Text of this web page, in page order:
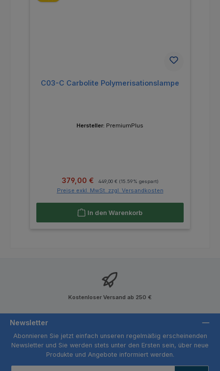
C03-C Carbolite Polymerisationslampe
Hersteller: PremiumPlus
Verkaufspreis:
379,00 € 449,00 € (15.59% gespart)
Preise exkl. MwSt. zzgl. Versandkosten
In den Warenkorb
Kostenloser Versand ab 250 €
Newsletter
Abonnieren Sie jetzt einfach unseren regelmäßig erscheinenden
Newsletter und Sie werden stets unter den Ersten sein, über neue
Produkte und Angebote informiert werden.